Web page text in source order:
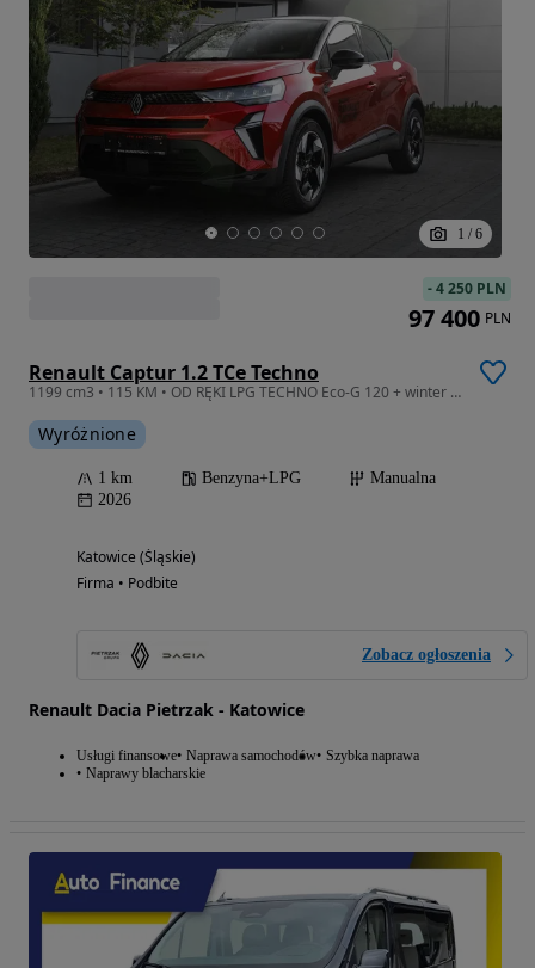
1 / 6
Renault Captur 1.2 TCe Techno
1199 cm3 • 115 KM • OD RĘKI LPG TECHNO Eco-G 120 + winter (podgrzewane kierownica fotele)
Wyróżnione
1 km Benzyna+LPG
Manualna
2026
Katowice (Śląskie)
Firma • Podbite
Zobacz ogłoszenia
Renault Dacia Pietrzak - Katowice
Usługi finansowe Naprawa samochodów Szybka naprawa
Naprawy blacharskie
-4 250 PLN
97 400 PLN